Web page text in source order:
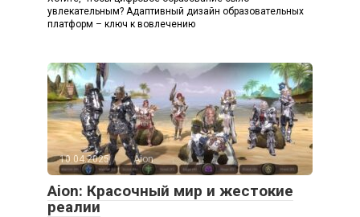
увлекательным? Адаптивный дизайн образовательных
платформ – ключ к вовлечению
10.04.2025 Aion
Aion: Красочный мир и жестокие
реалии